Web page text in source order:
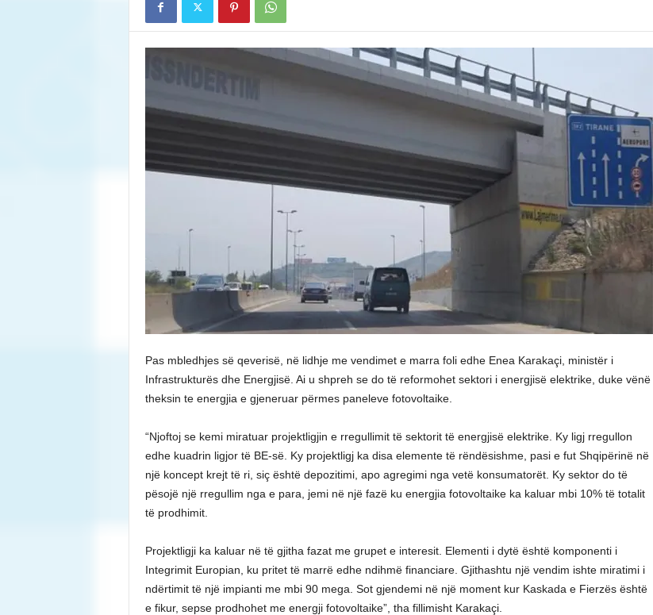
Pas mbledhjes së qeverisë, në lidhje me vendimet e marra foli edhe Enea Karakaçi, ministër i
Infrastrukturës dhe Energjisë. Ai u shpreh se do të reformohet sektori i energjisë elektrike, duke vënë
theksin te energjia e gjeneruar përmes paneleve fotovoltaike.
“Njoftoj se kemi miratuar projektligjin e rregullimit të sektorit të energjisë elektrike. Ky ligj rregullon
edhe kuadrin ligjor të BE-së. Ky projektligj ka disa elemente të rëndësishme, pasi e fut Shqipërinë në
një koncept krejt të ri, siç është depozitimi, apo agregimi nga vetë konsumatorët. Ky sektor do të
pësojë një rregullim nga e para, jemi në një fazë ku energjia fotovoltaike ka kaluar mbi 10% të totalit
të prodhimit.
Projektligji ka kaluar në të gjitha fazat me grupet e interesit. Elementi i dytë është komponenti i
Integrimit Europian, ku pritet të marrë edhe ndihmë financiare. Gjithashtu një vendim ishte miratimi i
ndërtimit të një impianti me mbi 90 mega. Sot gjendemi në një moment kur Kaskada e Fierzës është
e fikur, sepse prodhohet me energji fotovoltaike”, tha fillimisht Karakaçi.